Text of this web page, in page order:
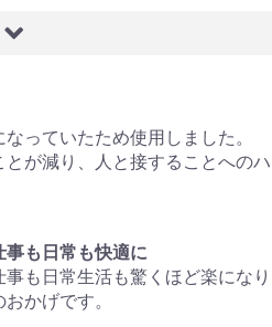
っていたため使用しました。
が減り、人と接することへのハ
も日常も快適に
も日常生活も驚くほど楽にな
かげです。